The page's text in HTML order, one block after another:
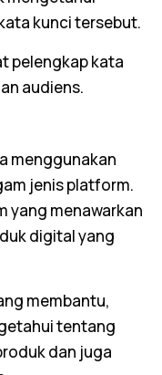
kunci tersebut.
pelengkap kata
audiens.
menggunakan
jenis platform.
yang menawarkan
digital yang
membantu,
tentang
dan juga